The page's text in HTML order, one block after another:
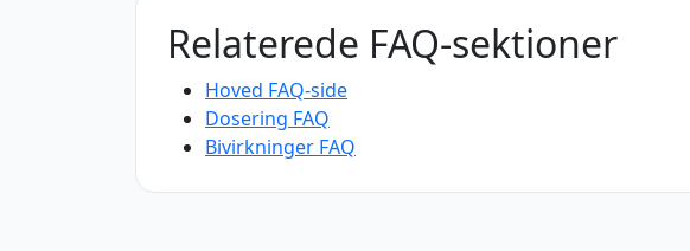
Relaterede FAQ-sektioner
Hoved FAQ-side
Dosering FAQ
Bivirkninger FAQ